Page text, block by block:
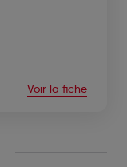
Voir la fiche